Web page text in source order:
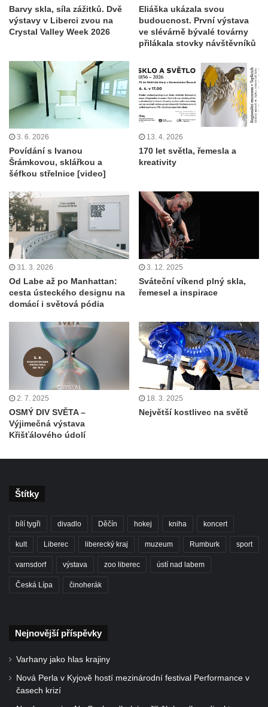
Barvy skla, síla zážitků. Dvě
výstavy v Liberci zvou na
Crystal Valley Week 2026
Eliáška ukázala svou
budoucnost. První výstava
ve slévárně bývalé továrny
přilákala stovky návštěvníků
3. 6. 2026
Povídání s Ivanou
Šrámkovou, sklářkou a
šéfkou střelnice [video]
13. 4. 2026
170 let světla, řemesla a
kreativity
31. 3. 2026
Od Labe až po Manhattan:
cesta ústeckého designu na
domácí i světová pódia
3. 12. 2025
Sváteční víkend plný skla,
řemesel a inspirace
2. 7. 2025
OSMÝ DIV SVĚTA –
Výjimečná výstava
Křišťálového údolí
18. 3. 2025
Největší kostlivec na světě
Štítky
bílí tygři divadlo Děčín hokej kniha koncert
kult Liberec liberecký kraj muzeum Rumburk sport
varnsdorf výstava zoo liberec ústí nad labem
Česká Lípa činoherák
Nejnovější příspěvky
Varhany jako hlas krajiny
Nová Perla v Kyjově hostí mezinárodní festival Performance v
časech krizí